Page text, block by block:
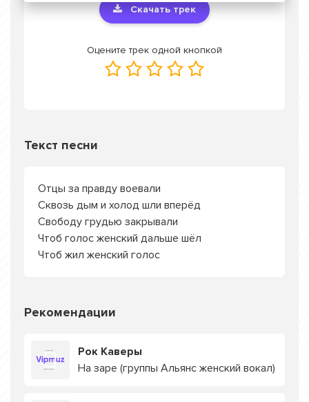
Скачать трек
Оцените трек одной кнопкой
Текст песни
Отцы за правду воевали
Сквозь дым и холод шли вперёд
Свободу грудью закрывали
Чтоб голос женский дальше шёл
Чтоб жил женский голос
Рекомендации
Рок Каверы
На заре (группы Альянс женский вокал)